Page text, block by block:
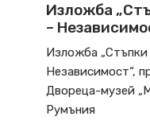
Изложба
–
Изложба
Независимост“,
Двореца-музей
Румъния